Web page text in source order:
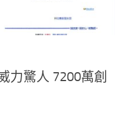
力驚人 7200萬創